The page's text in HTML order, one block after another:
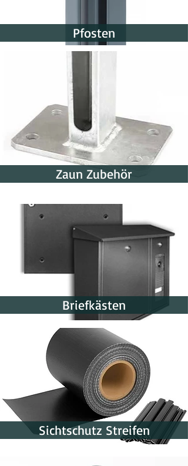
0,9 m hoch × 1 m breit
0,85 m hoch × 0,9 m breit
2 Stück (2 m² Balkonsichtschutzrolle):
1 m hoch × 2 m breit
0,9 m hoch × 1,85 m breit
0,78 m hoch × 1,9 m breit
3 Stück (3 m² Balkonsichtschutzrolle):
1 m hoch × 3 m breit
0,9 m hoch × 2,2 m breit
0,65 m hoch × 2,62 m breit
Pfosten
Zaun Zubehör
Briefkästen
Sichtschutz Streifen